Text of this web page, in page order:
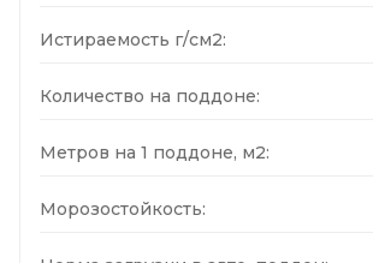
Истираемость г/см2:
Количество на поддоне:
Метров на 1 поддоне, м2:
Морозостойкость: